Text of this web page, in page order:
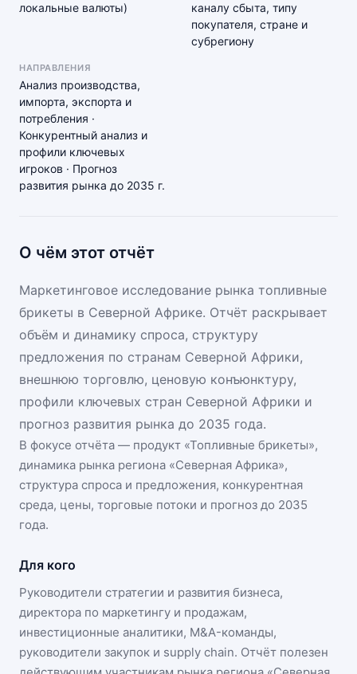
локальные валюты)
каналу сбыта, типу
покупателя, стране и
субрегиону
НАПРАВЛЕНИЯ
Анализ производства,
импорта, экспорта и
потребления ·
Конкурентный анализ и
профили ключевых
игроков · Прогноз
развития рынка до 2035 г.
О чём этот отчёт
Маркетинговое исследование рынка топливные
брикеты в Северной Африке. Отчёт раскрывает
объём и динамику спроса, структуру
предложения по странам Северной Африки,
внешнюю торговлю, ценовую конъюнктуру,
профили ключевых стран Северной Африки и
прогноз развития рынка до 2035 года.
В фокусе отчёта — продукт «Топливные брикеты»,
динамика рынка региона «Северная Африка»,
структура спроса и предложения, конкурентная
среда, цены, торговые потоки и прогноз до 2035
года.
Для кого
Руководители стратегии и развития бизнеса,
директора по маркетингу и продажам,
инвестиционные аналитики, M&A-команды,
руководители закупок и supply chain. Отчёт полезен